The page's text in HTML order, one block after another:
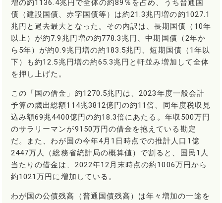
増の約1136.4兆円で全体の約89％を占め、うち普通国
債（建設国債、赤字国債等）は約21.3兆円増の約1027.1
兆円と過去最大となった。その内訳は、長期国債（10年
以上）が約7.9兆円増の約778.3兆円、中期国債（2年か
ら5年）が約0.9兆円増の約183.5兆円、短期国債（1年以
下）も約12.5兆円増の約65.3兆円と軒並み増加して全体
を押し上げた。
この「国の借金」約1270.5兆円は、2023年度一般会計
予算の歳出総額114兆3812億円の約11倍、同年度税収見
込み額69兆4400億円の約18.3倍にあたる。年収500万円
のサラリーマンが9150万円の借金を抱えている勘定
だ。また、わが国の今年4月1日時点での推計人口1億
2447万人（総務省統計局の概算値）で割ると、国民1人
当たりの借金は、2022年12月末時点の約1006万円から
約1021万円に増加している。
わが国の公債残高（普通国債残高）は年々増加の一途を